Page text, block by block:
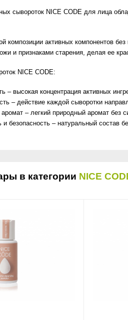
сывороток NICE CODE для лица
композиции активных компонентов
и признаками старения, делая ее
NICE CODE:
– высокая концентрация активных
– действие каждой сыворотки
– легкий природный аромат без
и безопасность – натуральный состав
в категории NICE